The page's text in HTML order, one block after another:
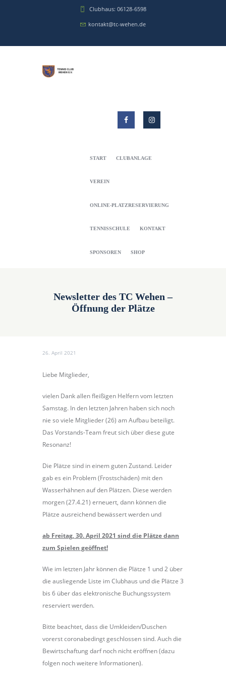
Clubhaus: 06128-6598
kontakt@tc-wehen.de
START CLUBANLAGE
VEREIN
ONLINE-PLATZRESERVIERUNG
TENNISSCHULE KONTAKT
SPONSOREN SHOP
Newsletter des TC Wehen –
Öffnung der Plätze
26. April 2021
Liebe Mitglieder,
vielen Dank allen fleißigen Helfern vom letzten
Samstag. In den letzten Jahren haben sich noch
nie so viele Mitglieder (26) am Aufbau beteiligt.
Das Vorstands-Team freut sich über diese gute
Resonanz!
Die Plätze sind in einem guten Zustand. Leider
gab es ein Problem (Frostschäden) mit den
Wasserhähnen auf den Plätzen. Diese werden
morgen (27.4.21) erneuert, dann können die
Plätze ausreichend bewässert werden und
ab Freitag, 30. April 2021 sind die Plätze dann
zum Spielen geöffnet!
Wie im letzten Jahr können die Plätze 1 und 2 über
die ausliegende Liste im Clubhaus und die Plätze 3
bis 6 über das elektronische Buchungssystem
reserviert werden.
Bitte beachtet, dass die Umkleiden/Duschen
vorerst coronabedingt geschlossen sind. Auch die
Bewirtschaftung darf noch nicht eröffnen (dazu
folgen noch weitere Informationen).